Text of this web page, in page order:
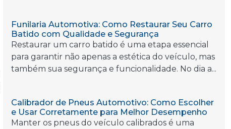
Funilaria Automotiva: Como Restaurar Seu Carro
Batido com Qualidade e Segurança
Restaurar um carro batido é uma etapa essencial
para garantir não apenas a estética do veículo, mas
também sua segurança e funcionalidade. No dia a...
Calibrador de Pneus Automotivo: Como Escolher
e Usar Corretamente para Melhor Desempenho
Manter os pneus do veículo calibrados é uma